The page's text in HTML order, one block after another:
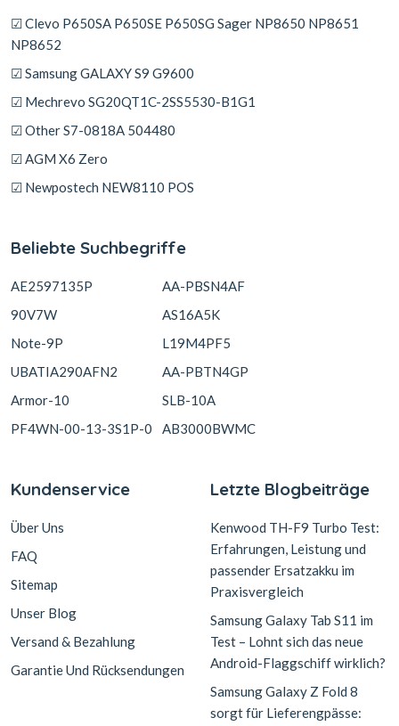
☑ Clevo P650SA P650SE P650SG Sager NP8650 NP8651
NP8652
☑ Samsung GALAXY S9 G9600
☑ Mechrevo SG20QT1C-2SS5530-B1G1
☑ Other S7-0818A 504480
☑ AGM X6 Zero
☑ Newpostech NEW8110 POS
Beliebte Suchbegriffe
AE2597135P
90V7W
Note-9P
UBATIA290AFN2
Armor-10
PF4WN-00-13-3S1P-0
AA-PBSN4AF
AS16A5K
L19M4PF5
AA-PBTN4GP
SLB-10A
AB3000BWMC
Kundenservice
Über Uns
FAQ
Sitemap
Unser Blog
Versand & Bezahlung
Garantie Und Rücksendungen
Letzte Blogbeiträge
Kenwood TH-F9 Turbo Test:
Erfahrungen, Leistung und
passender Ersatzakku im
Praxisvergleich
Samsung Galaxy Tab S11 im
Test – Lohnt sich das neue
Android-Flaggschiff wirklich?
Samsung Galaxy Z Fold 8
sorgt für Lieferengpässe: